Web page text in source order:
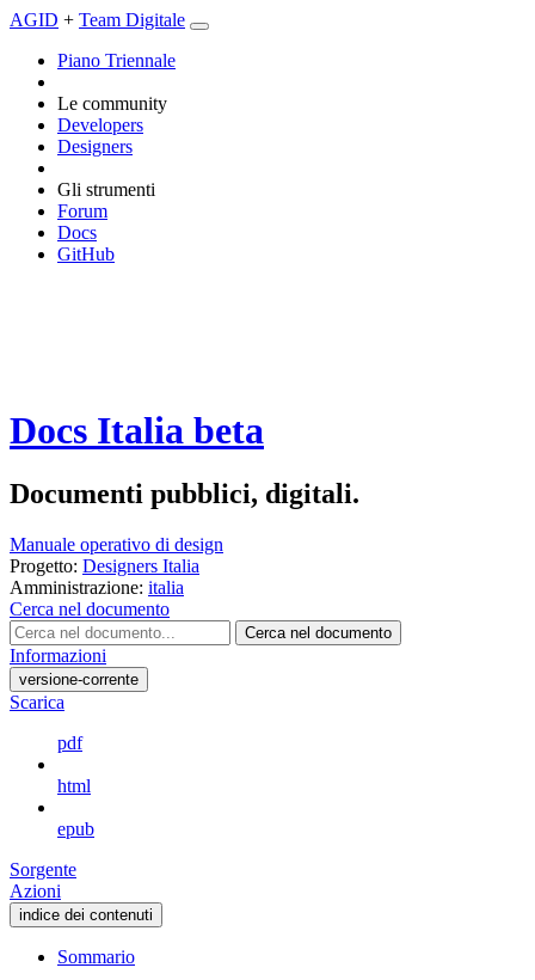
AGID + Team Digitale
Piano Triennale
Le community
Developers
Designers
Gli strumenti
Forum
Docs
GitHub
Docs Italia beta
Documenti pubblici, digitali.
Manuale operativo di design
Progetto: Designers Italia
Amministrazione: italia
Cerca nel documento
Cerca nel documento
Informazioni
versione-corrente
Scarica
pdf
html
epub
Sorgente
Azioni
indice dei contenuti
Sommario